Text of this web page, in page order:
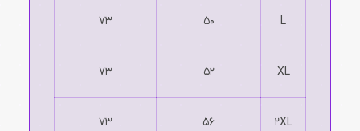
L
50
73
XL
52
73
2XL
56
73